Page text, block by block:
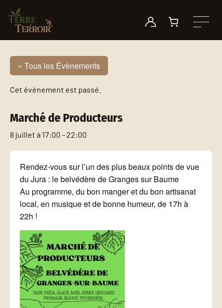
« Tous les Évènements
Cet évènement est passé.
Marché de Producteurs
8 juillet à 17:00 - 22:00
Rendez-vous sur l’un des plus beaux points de vue
du Jura : le belvédère de Granges sur Baume
Au programme, du bon manger et du bon artisanat
local, en musique et de bonne humeur, de 17h à
22h !
Longoulet
Autres produits
Petite histoire des plantes à fumer
Quel consommateur êtes-vous ?
On parle de nous !
Nos fournisseurs
Événements
Nous contacter